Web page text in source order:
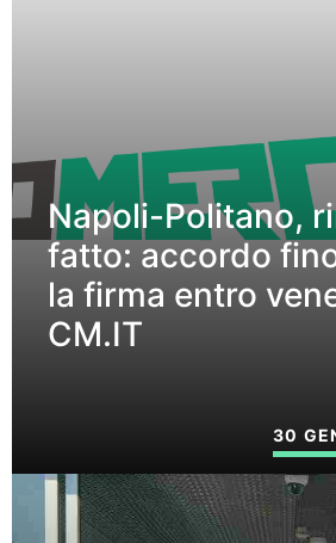
Napoli-Politano,
fatto: accordo
la firma entro
CM.IT
30